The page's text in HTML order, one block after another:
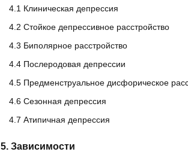
4.1 Клиническая депрессия
4.2 Стойкое депрессивное расстройство
4.3 Биполярное расстройство
4.4 Послеродовая депрессии
4.5 Предменструальное дисфорическое
4.6 Сезонная депрессия
4.7 Атипичная депрессия
5. Зависимости